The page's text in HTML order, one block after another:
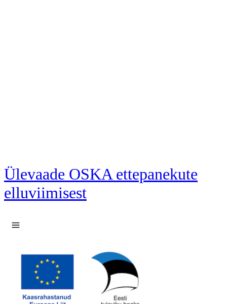
Ülevaade OSKA ettepanekute
elluviimisest
Ava menüü